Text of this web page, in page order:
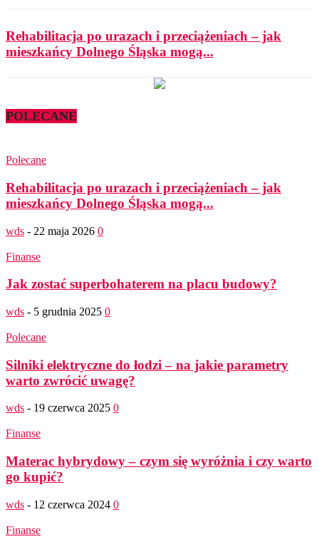
Rehabilitacja po urazach i przeciążeniach – jak
mieszkańcy Dolnego Śląska mogą...
POLECANE
Polecane
Rehabilitacja po urazach i przeciążeniach – jak
mieszkańcy Dolnego Śląska mogą...
wds - 22 maja 2026 0
Finanse
Jak zostać superbohaterem na placu budowy?
wds - 5 grudnia 2025 0
Polecane
Silniki elektryczne do łodzi – na jakie parametry
warto zwrócić uwagę?
wds - 19 czerwca 2025 0
Finanse
Materac hybrydowy – czym się wyróżnia i czy warto
go kupić?
wds - 12 czerwca 2024 0
Finanse